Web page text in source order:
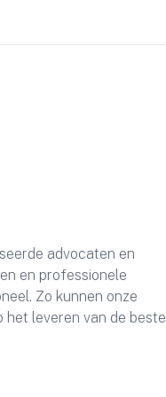
advocaten en
en professionele
Zo kunnen onze
leveren van de beste